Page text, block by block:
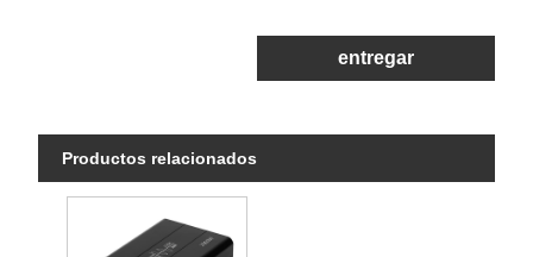
entregar
Productos relacionados